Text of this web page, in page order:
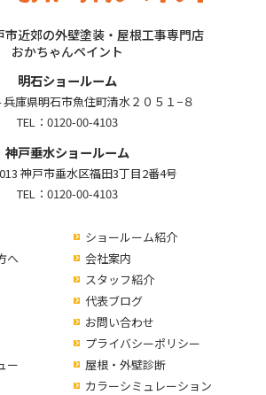
市近郊の外壁塗装・屋根工事専門店
おかちゃんペイント
明石ショールーム
兵庫県明石市魚住町清水２０５１−８
TEL： 0120-00-4103
神戸垂水ショールーム
神戸市垂水区福田3丁目2番4号
TEL： 0120-00-4103
へ
ショールーム紹介
会社案内
スタッフ紹介
代表ブログ
お問い合わせ
プライバシーポリシー
ー
屋根・外壁診断
カラーシミュレーション